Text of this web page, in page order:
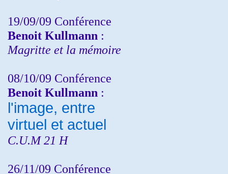
19/09/09 Conférence
Benoit Kullmann :
Magritte et la mémoire
08/10/09 Conférence
Benoit Kullmann :
l'image, entre
virtuel et actuel
C.U.M 21 H
26/11/09 Conférence